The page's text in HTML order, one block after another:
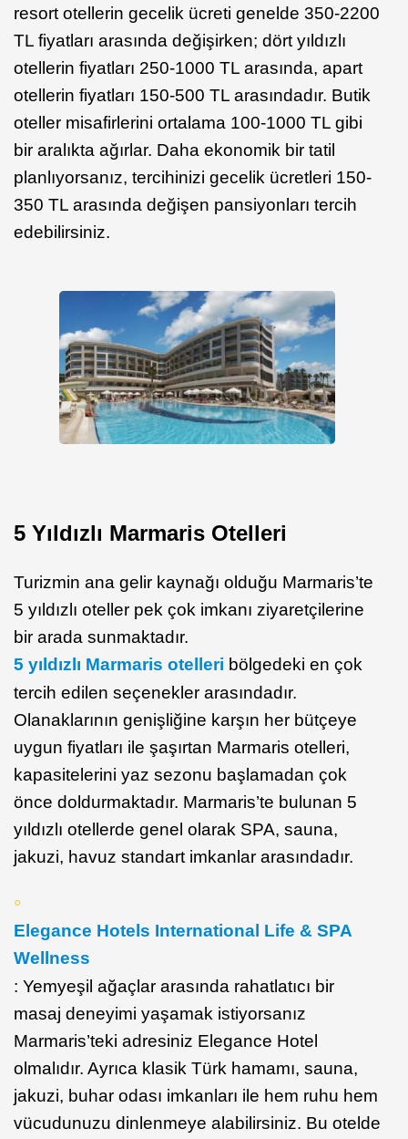
resort otellerin gecelik ücreti genelde 350-2200
TL fiyatları arasında değişirken; dört yıldızlı
otellerin fiyatları 250-1000 TL arasında, apart
otellerin fiyatları 150-500 TL arasındadır. Butik
oteller misafirlerini ortalama 100-1000 TL gibi
bir aralıkta ağırlar. Daha ekonomik bir tatil
planlıyorsanız, tercihinizi gecelik ücretleri 150-
350 TL arasında değişen pansiyonları tercih
edebilirsiniz.
5 Yıldızlı Marmaris Otelleri
Turizmin ana gelir kaynağı olduğu Marmaris’te
5 yıldızlı oteller pek çok imkanı ziyaretçilerine
bir arada sunmaktadır.
5 yıldızlı Marmaris otelleri bölgedeki en çok
tercih edilen seçenekler arasındadır.
Olanaklarının genişliğine karşın her bütçeye
uygun fiyatları ile şaşırtan Marmaris otelleri,
kapasitelerini yaz sezonu başlamadan çok
önce doldurmaktadır. Marmaris’te bulunan 5
yıldızlı otellerde genel olarak SPA, sauna,
jakuzi, havuz standart imkanlar arasındadır.
Elegance Hotels International Life & SPA
Wellness
: Yemyeşil ağaçlar arasında rahatlatıcı bir
masaj deneyimi yaşamak istiyorsanız
Marmaris’teki adresiniz Elegance Hotel
olmalıdır. Ayrıca klasik Türk hamamı, sauna,
jakuzi, buhar odası imkanları ile hem ruhu hem
vücudunuzu dinlenmeye alabilirsiniz. Bu otelde